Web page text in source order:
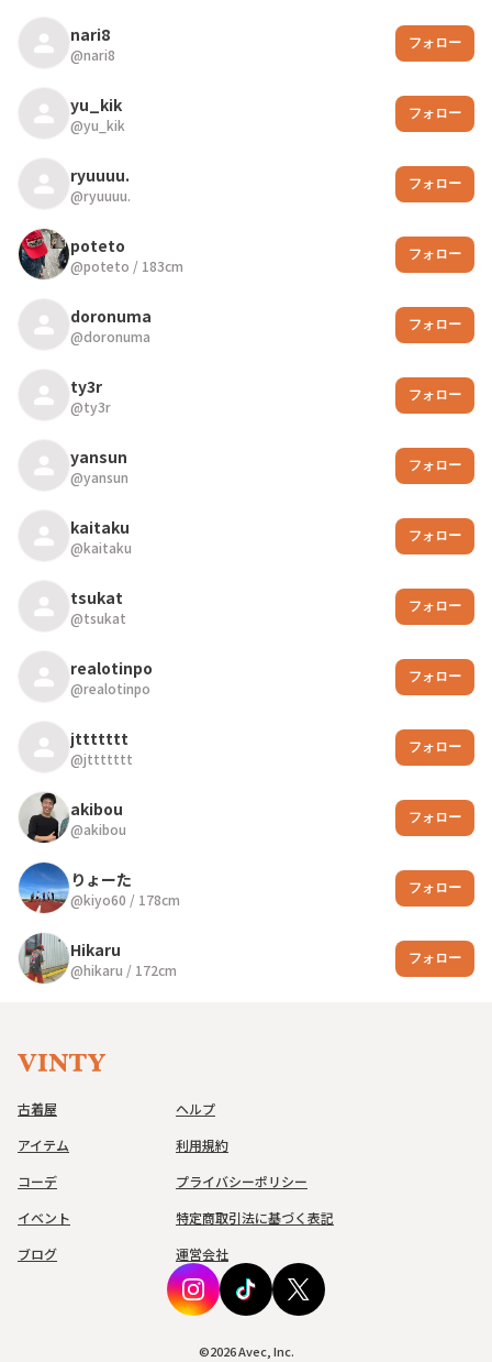
nari8
@nari8
フォロー
yu_kik
@yu_kik
フォロー
ryuuuu.
@ryuuuu.
フォロー
poteto
@poteto / 183cm
フォロー
doronuma
@doronuma
フォロー
ty3r
@ty3r
フォロー
yansun
@yansun
フォロー
kaitaku
@kaitaku
フォロー
tsukat
@tsukat
フォロー
realotinpo
@realotinpo
フォロー
jttttttt
@jttttttt
フォロー
akibou
@akibou
フォロー
りょーた
@kiyo60 / 178cm
フォロー
Hikaru
@hikaru / 172cm
フォロー
古着屋
アイテム
コーデ
イベント
ブログ
ヘルプ
利用規約
プライバシーポリシー
特定商取引法に基づく表記
運営会社
©2026Avec, Inc.